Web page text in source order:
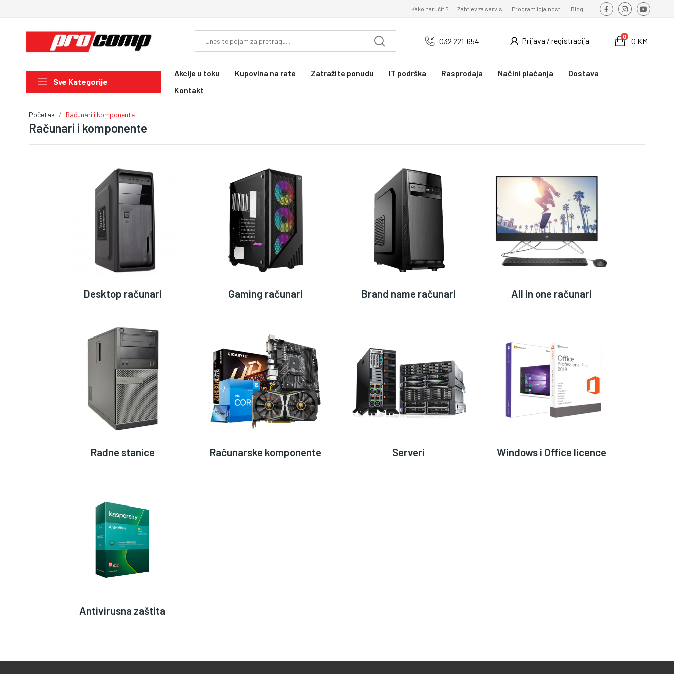
Kako naručiti? Zahtjev za servis Program lojalnosti Blog
032 221-654 Prijava / registracija 0 KM
0
Sve Kategorije
Akcije u toku Kupovina na rate Zatražite ponudu IT podrška Rasprodaja Načini plaćanja
Dostava
Kontakt
Računari i komponente
Početak Računari i komponente
Desktop računari Gaming računari Brand name računari All in one računari
Radne stanice Računarske komponente Serveri Windows i Office licence
Antivirusna zaštita